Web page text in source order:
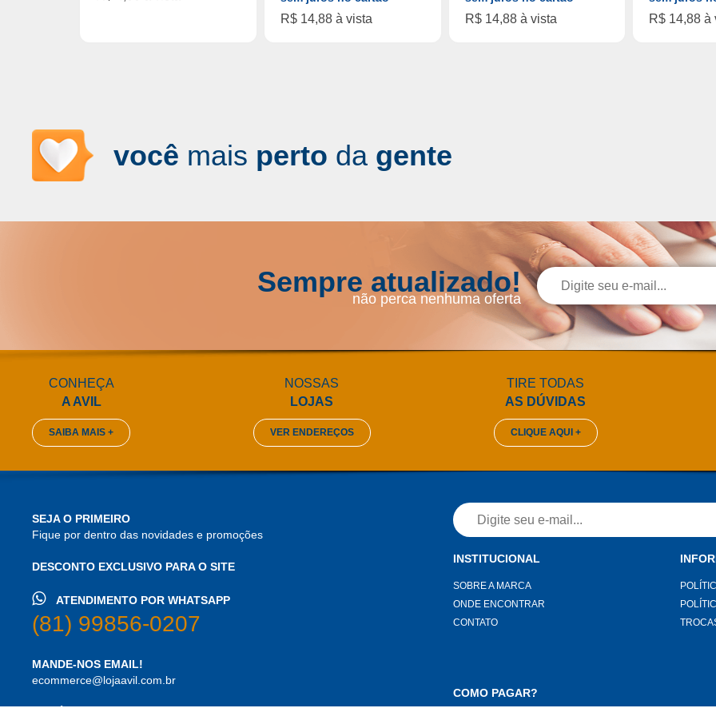
R$ 14,88 à vista R$ 14,88 à vista R$ 14,88 à
você mais perto da gente
Sempre atualizado!
não perca nenhuma oferta
CONHEÇA
A AVIL
SAIBA MAIS +
NOSSAS
LOJAS
VER ENDEREÇOS
TIRE TODAS
AS DÚVIDAS
CLIQUE AQUI +
SEJA O PRIMEIRO
Fique por dentro das novidades e promoções
DESCONTO EXCLUSIVO PARA O SITE
ATENDIMENTO POR WHATSAPP
(81) 99856-0207
MANDE-NOS EMAIL!
ecommerce@lojaavil.com.br
INSTITUCIONAL
SOBRE A MARCA
ONDE ENCONTRAR
CONTATO
COMO PAGAR?